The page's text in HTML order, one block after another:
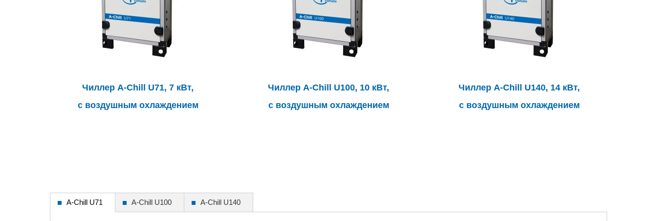
Чиллер A-Chill U71, 7 кВт,
с воздушным охлаждением
Чиллер A-Chill U100, 10 кВт,
с воздушным охлаждением
Чиллер A-Chill U140, 14 кВт,
с воздушным охлаждением
A-Chill U71 A-Chill U100 A-Chill U140